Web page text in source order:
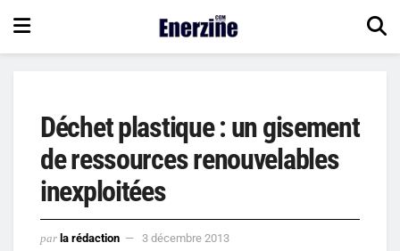
Déchet plastique : un gisement
de ressources renouvelables
inexploitées
par la rédaction 3 décembre 2013